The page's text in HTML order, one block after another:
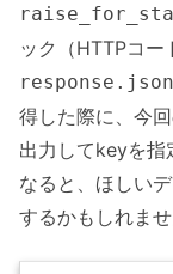
ック（HTTPコー
得した際に、今
出力してkeyを指
なると、ほしい
するかもしれませ